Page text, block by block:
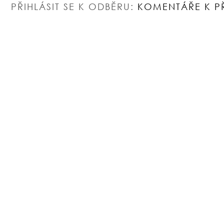
PŘIHLÁSIT SE K ODBĚRU: KOMENTÁŘE K